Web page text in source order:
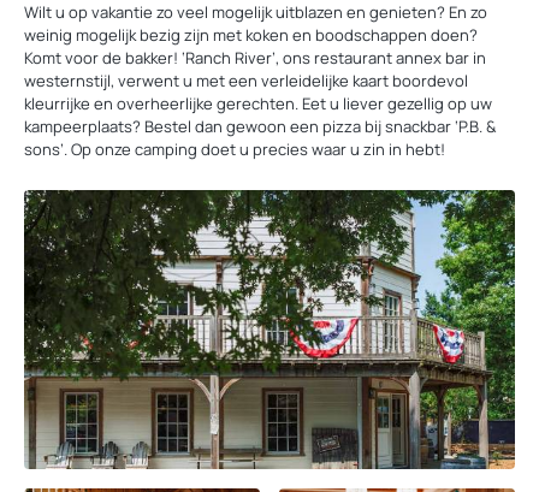
Wilt u op vakantie zo veel mogelijk uitblazen en genieten? En zo
weinig mogelijk bezig zijn met koken en boodschappen doen?
Komt voor de bakker! ‘Ranch River’, ons restaurant annex bar in
westernstijl, verwent u met een verleidelijke kaart boordevol
kleurrijke en overheerlijke gerechten. Eet u liever gezellig op uw
kampeerplaats? Bestel dan gewoon een pizza bij snackbar ‘P.B. &
sons’. Op onze camping doet u precies waar u zin in hebt!